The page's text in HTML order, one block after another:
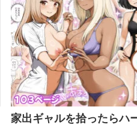
家出ギャルを拾ったらハ